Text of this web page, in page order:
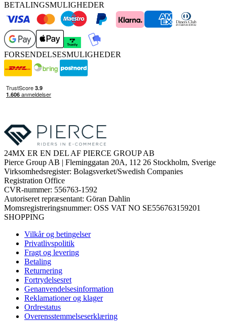
BETALINGSMULIGHEDER
FORSENDELSESMULIGHEDER
24MX ER EN DEL AF PIERCE GROUP AB
Pierce Group AB | Fleminggatan 20A, 112 26 Stockholm, Sverige
Virksomhedsregister: Bolagsverket/Swedish Companies
Registration Office
CVR-nummer: 556763-1592
Autoriseret repræsentant: Göran Dahlin
Momsregistreringsnummer: OSS VAT NO SE556763159201
SHOPPING
Vilkår og betingelser
Privatlivspolitik
Fragt og levering
Betaling
Returnering
Fortrydelsesret
Genanvendelsesinformation
Reklamationer og klager
Ordrestatus
Overensstemmelseserklæring